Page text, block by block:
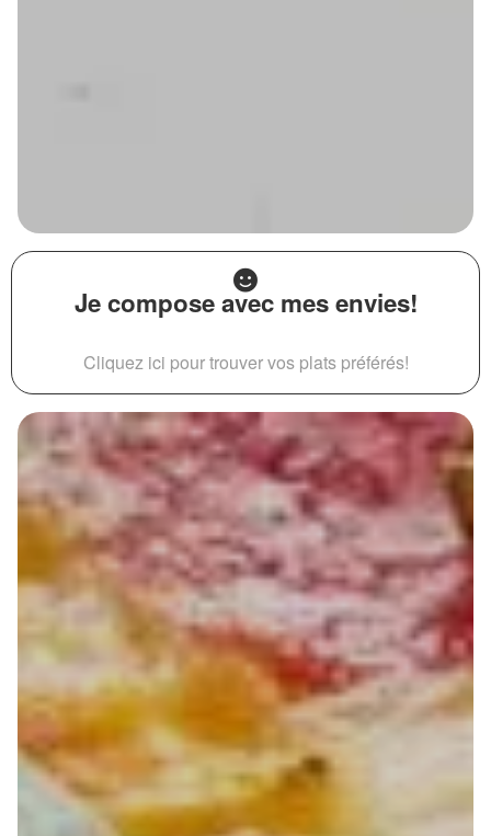
Je compose avec mes envies!
Cliquez ici pour trouver vos plats préférés!